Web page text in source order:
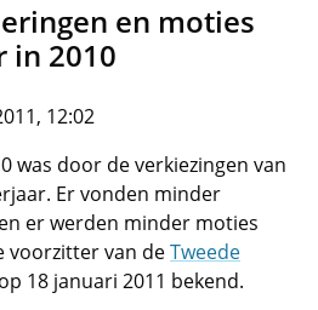
en moties
in 2010
12:02
was door de verkiezingen van
Er vonden minder
er werden minder moties
voorzitter van deTweede
op 18 januari 2011 bekend.